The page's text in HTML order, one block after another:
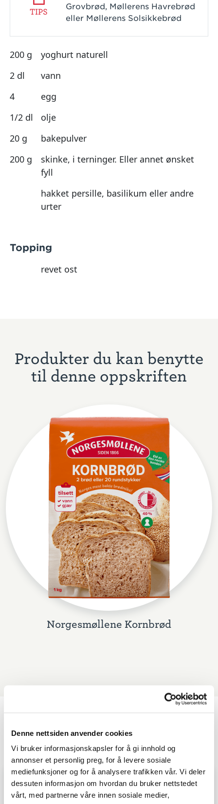
Denne nettsiden anvender cookies
Vi bruker informasjonskapsler for å gi innhold og
annonser et personlig preg, for å levere sosiale
mediefunksjoner og for å analysere trafikken vår. Vi deler
dessuten informasjon om hvordan du bruker nettstedet
vårt, med partnerne våre innen sosiale medier,
TIPS
Grovbrød, Møllerens Havrebrød
eller Møllerens Solsikkebrød
200 g
yoghurt naturell
2 dl
vann
4
egg
1/2 dl
olje
20 g
bakepulver
200 g
skinke, i terninger. Eller annet ønsket
fyll
hakket persille, basilikum eller andre
urter
Topping
revet ost
Produkter du kan benytte
til denne oppskriften
Norgesmøllene Kornbrød
Lignende oppskrifter